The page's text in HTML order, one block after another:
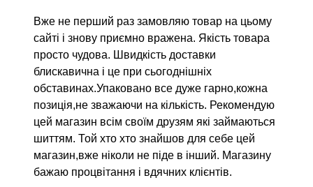
Вже не перший раз замовляю товар на цьому
сайті і знову приємно вражена. Якість товара
просто чудова. Швидкість доставки
блискавична і це при сьогоднішніх
обставинах.Упаковано все дуже гарно,кожна
позиція,не зважаючи на кількість. Рекомендую
цей магазин всім своїм друзям які займаються
шиттям. Той хто хто знайшов для себе цей
магазин,вже ніколи не піде в інший. Магазину
бажаю процвітання і вдячних клієнтів.